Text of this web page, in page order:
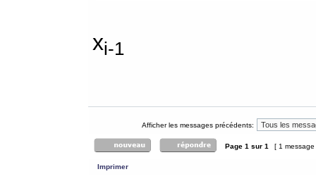
xi-1
Afficher les messages précédents:
Page 1 sur 1 [ 1
Imprimer